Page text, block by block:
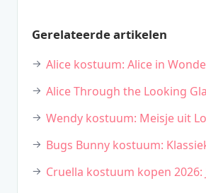
Gerelateerde artikelen
Alice kostuum: Alice in
Alice Through the Looking
Wendy kostuum: Meisje uit
Bugs Bunny kostuum:
Cruella kostuum kopen 2026: